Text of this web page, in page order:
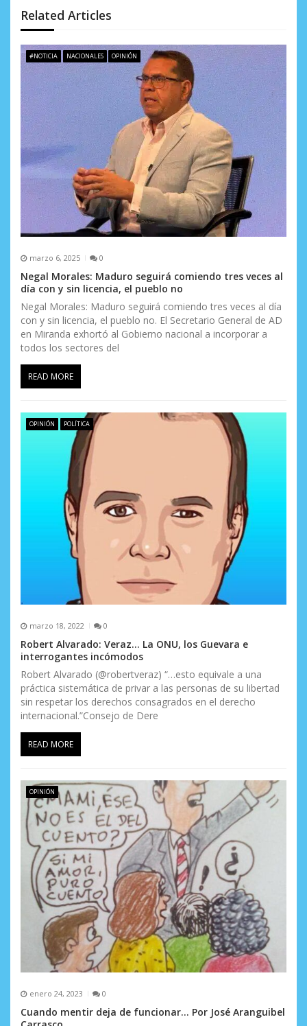
n
d
e
e
n
t
r
a
d
a
s
Related Articles
#NOTICIA NACIONALES OPINIÓN
marzo 6, 2025 0
Negal Morales: Maduro seguirá comiendo tres veces al
día con y sin licencia, el pueblo no
Negal Morales: Maduro seguirá comiendo tres veces al día
con y sin licencia, el pueblo no. El Secretario General de AD
en Miranda exhortó al Gobierno nacional a incorporar a
todos los sectores del
READ MORE
OPINIÓN POLÍTICA
marzo 18, 2022 0
Robert Alvarado: Veraz… La ONU, los Guevara e
interrogantes incómodos
Robert Alvarado (@robertveraz) “…esto equivale a una
práctica sistemática de privar a las personas de su libertad
sin respetar los derechos consagrados en el derecho
internacional.”Consejo de Dere
READ MORE
OPINIÓN
enero 24, 2023 0
Cuando mentir deja de funcionar… Por José Aranguibel